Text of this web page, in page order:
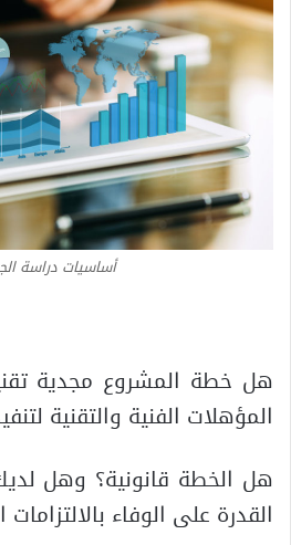
أساسيات دراسة
هل خطة المشروع مجدية
المؤهلات الفنية والتقنية
هل الخطة قانونية؟ وهل
القدرة على الوفاء